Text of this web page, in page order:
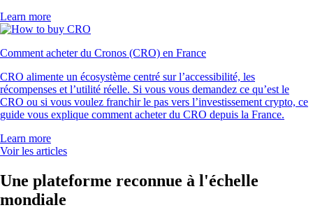
Learn more
Comment acheter du Cronos (CRO) en France
CRO alimente un écosystème centré sur l’accessibilité, les
récompenses et l’utilité réelle. Si vous vous demandez ce qu’est le
CRO ou si vous voulez franchir le pas vers l’investissement crypto, ce
guide vous explique comment acheter du CRO depuis la France.
Learn more
Voir les articles
Une plateforme reconnue à l'échelle
mondiale